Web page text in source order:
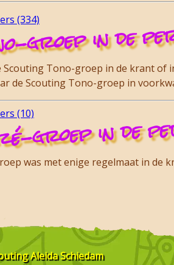
(334)groep in de
Scouting Tono-groep in de krant of
de Scouting Tono-groep in
(10) groep in de
was met enige regelmaat in de
Aleida Schiedam